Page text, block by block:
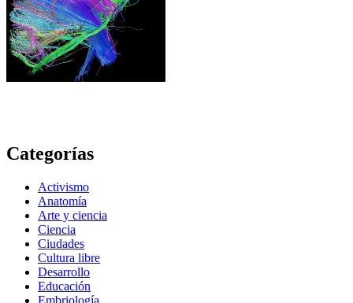
Categorías
Activismo
Anatomía
Arte y ciencia
Ciencia
Ciudades
Cultura libre
Desarrollo
Educación